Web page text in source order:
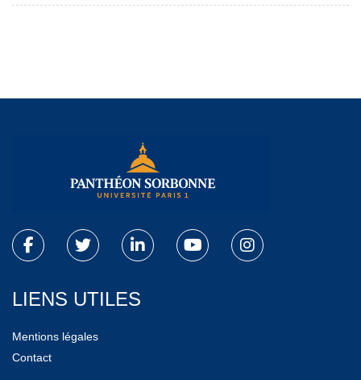
LIENS UTILES
Mentions légales
Contact